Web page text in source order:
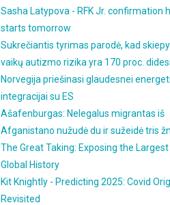
Sasha Latypova - RFK Jr. confirmation
starts tomorrow
Sukrečiantis tyrimas parodė, kad
vaikų autizmo rizika yra 170 proc.
Norvegija priešinasi glaudesnei
integracijai su ES
Ašafenburgas: Nelegalus migrantas iš
Afganistano nužudė du ir sužeidė tris
The Great Taking: Exposing the Largest
Global History
Kit Knightly - Predicting 2025: Covid
Revisited